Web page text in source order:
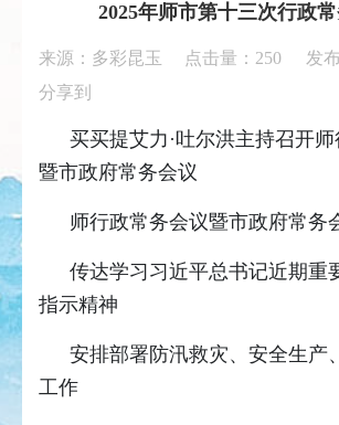
2025年师市第十三次行政
来源：多彩昆玉 点击量： 250
发
分享到
买买提艾力·吐尔洪主持召开
暨市政府常务会议
师行政常务会议暨市政府常务
传达学习习近平总书记近期重
指示精神
安排部署防汛救灾、安全生产
工作